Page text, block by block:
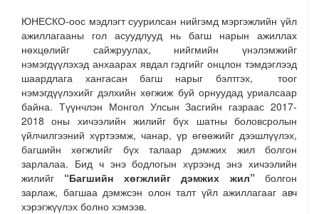
ЮНЕСКО-оос мэдлэгт суурилсан нийгэмд мэргэжлийн үйл
ажиллагааны гол асуудлууд нь багш нарын ажиллах
нөхцөлийг сайжруулах, нийгмийн үнэлэмжийг
нэмэгдүүлэхэд анхаарах явдал гэдгийг онцлон тэмдэглээд
шаардлага хангасан багш нарыг бэлтгэх, тоог
нэмэгдүүлэхийг дэлхийн хөгжиж буй орнуудад уриалсаар
байна. Түүнчлэн Монгол Улсын Засгийн газраас 2017-
2018 оны хичээлийн жилийг бүх шатны боловсролын
үйлчилгээний хүртээмж, чанар, үр өгөөжийг дээшлүүлэх,
багшийн хөгжлийг бүх талаар дэмжих жил болгон
зарлалаа. Бид ч энэ бодлогын хүрээнд энэ хичээлийн
жилийг “Багшийн хөгжлийг дэмжих жил”болгон
зарлаж, багшаа дэмжсэн олон талт үйл ажиллагааг авч
хэрэгжүүлэх болно хэмээв.